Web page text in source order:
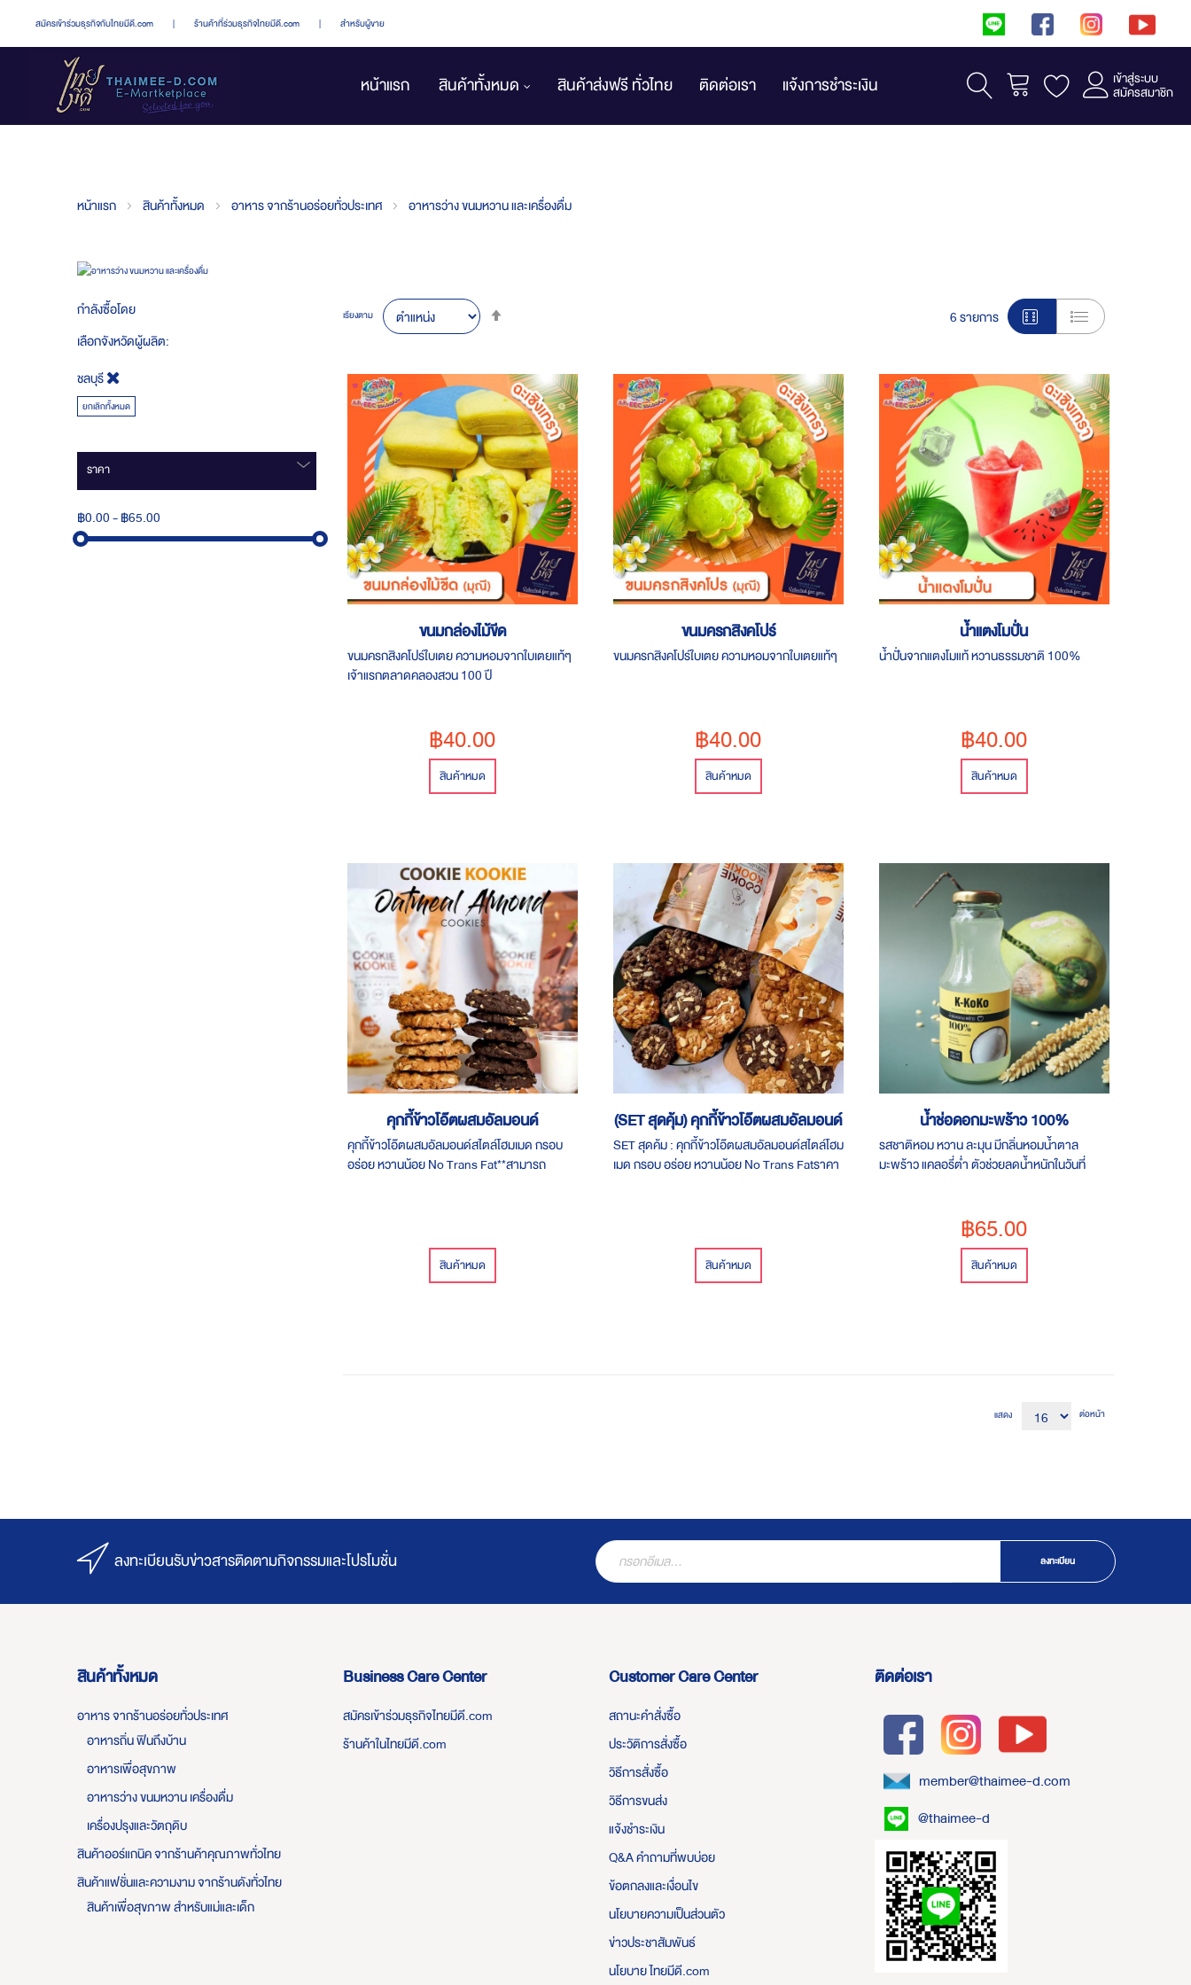
สมัครเข้าร่วมธุรกิจกับไทยมีดี.com | ร้านค้าที่ร่วมธุรกิจไทยมีดี.com | สำหรับผู้ขาย
หน้าแรก สินค้าทั้งหมด สินค้าส่งฟรี ทั่วไทย ติดต่อเรา แจ้งการชำระเงิน รถเข็น เข้าสู่ระบบ
สมัครสมาชิก
หน้าแรก สินค้าทั้งหมด อาหาร จากร้านอร่อยทั่วประเทศ อาหารว่าง ขนมหวาน และเครื่องดื่ม
กำลังซื้อโดย
เลือกจังหวัดผู้ผลิต
ชลบุรี
ยกเลิกทั้งหมด
ราคา
฿0.00-฿65.00
View
6รายการ
เรียงตาม
Direction
ขนมกล่องไม้ขีด
ขนมครกสิงคโปร์ใบเตย ความหอมจากใบเตยแท้ๆ
เจ้าแรกตลาดคลองสวน 100 ปี
฿40.00
สินค้าหมด
ขนมครกสิงคโปร์
ขนมครกสิงคโปร์ใบเตย ความหอมจากใบเตยแท้ๆ
฿40.00
สินค้าหมด
น้ำแตงโมปั่น
น้ำปั่นจากแตงโมแท้ หวานธรรมชาติ 100%
฿40.00
สินค้าหมด
คุกกี้ข้าวโอ๊ตผสมอัลมอนด์
คุกกี้ข้าวโอ๊ตผสมอัลมอนด์สไตล์โฮมเมด กรอบ
อร่อย หวานน้อย No Trans Fat**สามารถ
สินค้าหมด
(SET สุดคุ้ม) คุกกี้ข้าวโอ๊ตผสมอัลมอนด์
SET สุดค้ม : คุกกี้ข้าวโอ๊ตผสมอัลมอนด์สไตล์โฮม
เมด กรอบ อร่อย หวานน้อย No Trans Fatราคา
**สามารถสอบถามเพิ่มเติมได้ที่ Chat ของเว็บไซต์
สินค้าหมด
น้ำช่อดอกมะพร้าว 100%
รสชาติหอม หวาน ละมุน มีกลิ่นหอมน้ำตาล
มะพร้าว แคลอรี่ต่ำ ตัวช่วยลดน้ำหนักในวันที่
฿65.00
สินค้าหมด
แสดง ต่อหน้า
ลงทะเบียนรับข่าวสารติดตามกิจกรรมและโปรโมชั่น ลงทะเบียน
สินค้าทั้งหมด
อาหาร จากร้านอร่อยทั่วประเทศ
อาหารถิ่น ฟินถึงบ้าน
อาหารเพื่อสุขภาพ
อาหารว่าง ขนมหวาน เครื่องดื่ม
เครื่องปรุงและวัตถุดิบ
สินค้าออร์แกนิค จากร้านค้าคุณภาพทั่วไทย
สินค้าแฟชั่นและความงาม จากร้านดังทั่วไทย
สินค้าเพื่อสุขภาพ สำหรับแม่และเด็ก
Business Care Center
สมัครเข้าร่วมธุรกิจไทยมีดี.com
ร้านค้าในไทยมีดี.com
Customer Care Center
สถานะคำสั่งซื้อ
ประวัติการสั่งซื้อ
วิธีการสั่งซื้อ
วิธีการขนส่ง
แจ้งชำระเงิน
Q&A คำถามที่พบบ่อย
ข้อตกลงและเงื่อนไข
นโยบายความเป็นส่วนตัว
ข่าวประชาสัมพันธ์
นโยบาย ไทยมีดี.com
ติดต่อเรา
member@thaimee-d.com
@thaimee-d